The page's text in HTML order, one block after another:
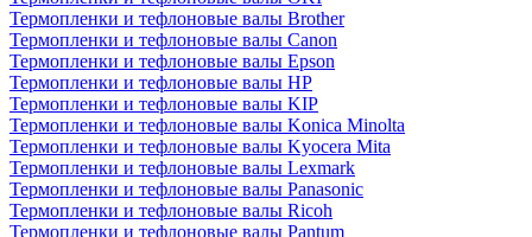
Термопленки и тефлоновые валы Brother
Термопленки и тефлоновые валы Canon
Термопленки и тефлоновые валы Epson
Термопленки и тефлоновые валы HP
Термопленки и тефлоновые валы KIP
Термопленки и тефлоновые валы Konica Minolta
Термопленки и тефлоновые валы Kyocera Mita
Термопленки и тефлоновые валы Lexmark
Термопленки и тефлоновые валы Panasonic
Термопленки и тефлоновые валы Ricoh
Термопленки и тефлоновые валы Pantum